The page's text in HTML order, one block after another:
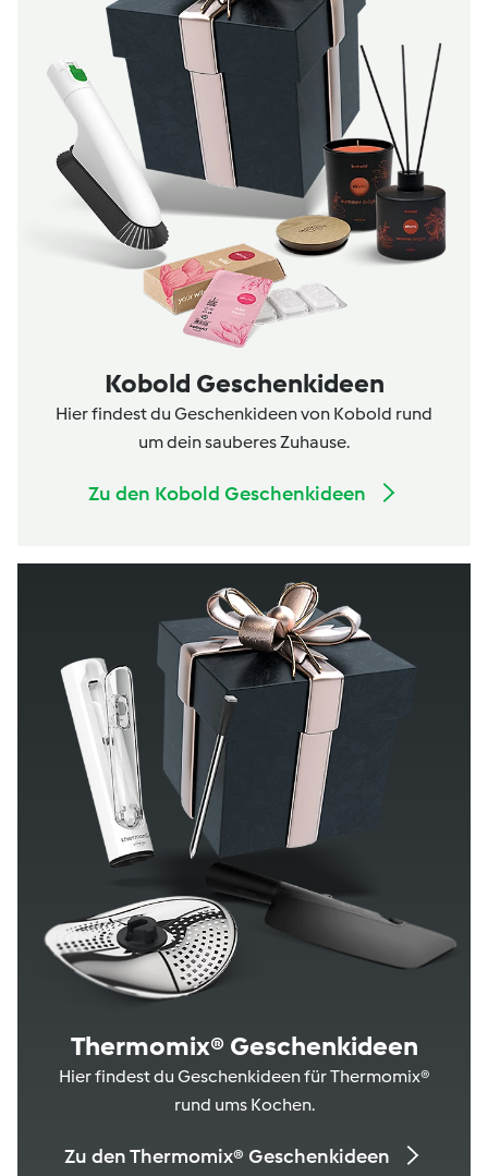
Kobold Geschenkideen
Hier findest du Geschenkideen von Kobold rund
um dein sauberes Zuhause.
Zu den Kobold Geschenkideen
Thermomix® Geschenkideen
Hier findest du Geschenkideen für Thermomix®
rund ums Kochen.
Zu den Thermomix® Geschenkideen